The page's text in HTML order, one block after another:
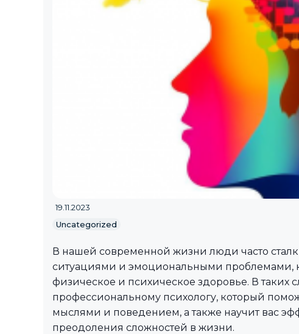
19.11.2023
Uncategorized
В нашей современной жизни люди часто
ситуациями и эмоциональными проблемами,
физическое и психическое здоровье. В таких
профессиональному психологу, который
мыслями и поведением, а также научит вас
преодоления сложностей в жизни.